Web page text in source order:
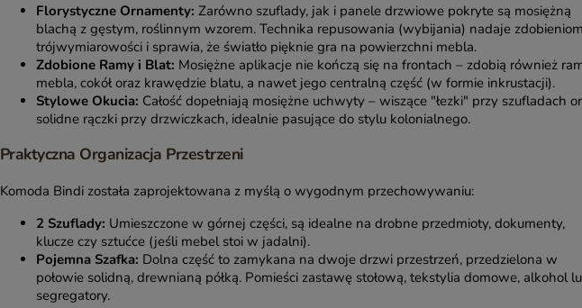
Florystyczne Ornamenty: Zarówno szuflady, jak i panele drzwiowe pokryte są mosiężną
blachą z gęstym, roślinnym wzorem. Technika repusowania (wybijania) nadaje
trójwymiarowości i sprawia, że światło pięknie gra na powierzchni mebla.
Zdobione Ramy i Blat: Mosiężne aplikacje nie kończą się na frontach – zdobią również
mebla, cokół oraz krawędzie blatu, a nawet jego centralną część (w formie inkrustacji).
Stylowe Okucia: Całość dopełniają mosiężne uchwyty – wiszące "łezki" przy szufladach
solidne rączki przy drzwiczkach, idealnie pasujące do stylu kolonialnego.
Praktyczna Organizacja Przestrzeni
Komoda Bindi została zaprojektowana z myślą o wygodnym przechowywaniu:
2 Szuflady: Umieszczone w górnej części, są idealne na drobne przedmioty, dokumenty,
klucze czy sztućce (jeśli mebel stoi w jadalni).
Pojemna Szafka: Dolna część to zamykana na dwoje drzwi przestrzeń, przedzielona w
połowie solidną, drewnianą półką. Pomieści zastawę stołową, tekstylia domowe, alkohol
segregatory.